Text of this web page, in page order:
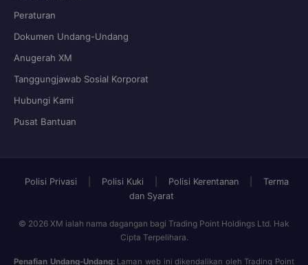
Peraturan
Dokumen Undang-Undang
Anugerah XM
Tanggungjawab Sosial Korporat
Hubungi Kami
Pusat Bantuan
Polisi Privasi Polisi Kuki Polisi Kerentanan
Terma
dan Syarat
© 2026 XM ialah nama dagangan bagi Trading Point Holdings Ltd. Hak
Cipta Terpelihara.
Penafian Undang-Undang:Laman web ini dikendalikan oleh Trading Point